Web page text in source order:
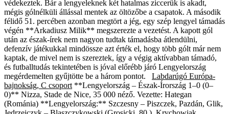
védekeztek. Bár a lengyeleknek két hatalmas ziccerük is akadt,
mégis gólnélküli állással mentek az öltözőbe a csapatok. A második
félidő 51. percében azonban megtört a jég, egy szép lengyel támadás
végén **Arkadiusz Milik** megszerezte a vezetést. A kapott gól
után az észak-írek nem nagyon tudtak támadásba átlendülni,
defenzív játékukkal mindössze azt érték el, hogy több gólt már nem
kaptak, de mivel nem is szereztek, így a végig aktívabban támadó,
és futballtudás tekintetében is jóval előrébb járó Lengyelország
megérdemelten gyűjtötte be a három pontot. Labdarúgó Európa-
bajnokság, C csoport **Lengyelország – Észak-Írország 1–0 (0–
0)** Nizza, Stade de Nice, 35 000 néző. Vezette: Hategan
(Románia) **Lengyelország:** Szczesny – Piszczek, Pazdán, Glik,